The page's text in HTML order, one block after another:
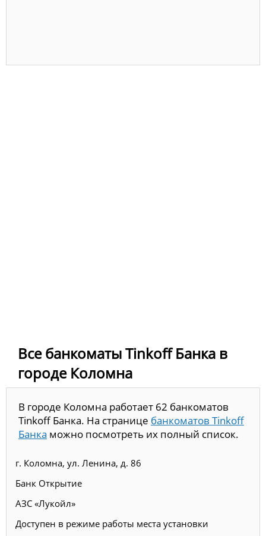
Все банкоматы Tinkoff Банка в
городе Коломна
В городе Коломна работает 62 банкоматов
Tinkoff Банка. На странице банкоматов Tinkoff
Банка можно посмотреть их полный список.
г. Коломна, ул. Ленина, д. 86
Банк Открытие
АЗС «Лукойл»
Доступен в режиме работы места установки